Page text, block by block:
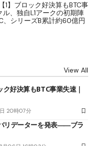
1】ブロック好決算もBTC事
、独自L1アークの初期陣
シリーズB累計約60億円
View All
ク好決算もBTC事業失速｜
20時07分
リデーターを発表――ブラ